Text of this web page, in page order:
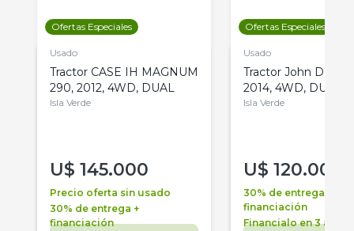
Ofertas Especiales
Usado
Tractor CASE IH MAGNUM
290, 2012, 4WD, DUAL
Isla Verde
U$ 145.000
Precio oferta sin usado
30% de entrega +
financiación
Ofertas Especiales
Usado
Tractor John Deere
2014, 4WD, DUAL
Isla Verde
U$ 120.000
30% de entrega +
financiación
Financialo en 3 años